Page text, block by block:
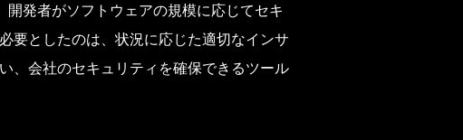
発者がソフトウェアの規模に応じてセキ
要としたのは、状況に応じた適切なインサ
、会社のセキュリティを確保できるツール